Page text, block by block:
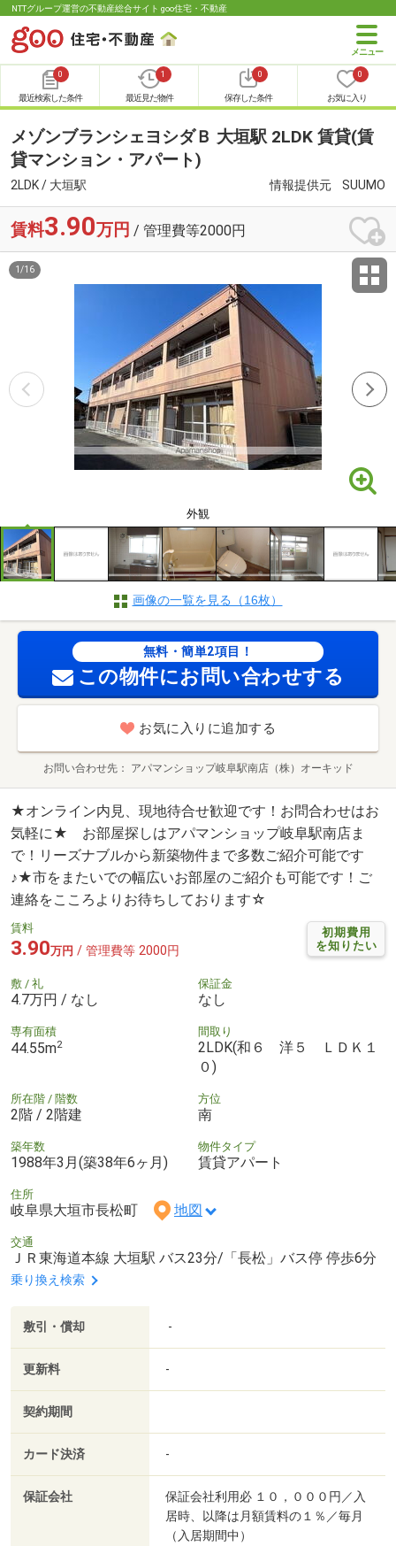
NTTグループ運営の不動産総合サイト goo住宅・不動産
0
最近検索した条件
1
最近見た物件
0
保存した条件
0
お気に入り
メゾンブランシェヨシダＢ 大垣駅 2LDK 賃貸(賃
貸マンション・アパート)
2LDK / 大垣駅 情報提供元 SUUMO
賃料3.90万円 / 管理費等2000円
外観
1 /16
画像の一覧を見る（16枚）
無料・簡単2項目！
この物件にお問い合わせする
お気に入りに追加する
お問い合わせ先 アパマンショップ岐阜駅南店（株）オーキッド
★オンライン内見、現地待合せ歓迎です！お問合わせはお
気軽に★ お部屋探しはアパマンショップ岐阜駅南店ま
で！リーズナブルから新築物件まで多数ご紹介可能です
♪★市をまたいでの幅広いお部屋のご紹介も可能です！ご
連絡をこころよりお待ちしております☆
初期費用
を知りたい
賃料
3.90万円 / 管理費等 2000円
敷 / 礼
4.7万円 / なし
保証金
なし
専有面積
44.55m2
間取り
2LDK(和６ 洋５ ＬＤＫ１
０)
所在階 / 階数
2階 / 2階建
方位
南
築年数
1988年3月(築38年6ヶ月)
物件タイプ
賃貸アパート
住所
岐阜県大垣市長松町 地図
交通
ＪＲ東海道本線 大垣駅 バス23分/「長松」バス停 停歩6分
乗り換え検索
敷引・償却 -
更新料 -
契約期間
カード決済 -
保証会社
保証会社利用必 １０，０００円／入
居時、以降は月額賃料の１％／毎月
（入居期間中）